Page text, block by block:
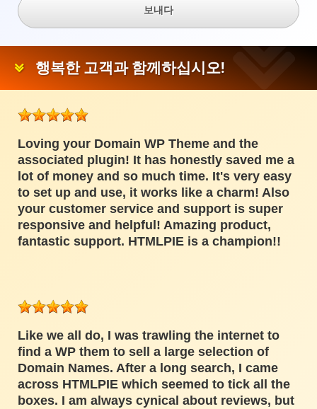
보내다
행복한 고객과 함께하십시오!
Loving your Domain WP Theme and the
associated plugin! It has honestly saved me a
lot of money and so much time. It's very easy
to set up and use, it works like a charm! Also
your customer service and support is super
responsive and helpful! Amazing product,
fantastic support. HTMLPIE is a champion!!
Like we all do, I was trawling the internet to
find a WP them to sell a large selection of
Domain Names. After a long search, I came
across HTMLPIE which seemed to tick all the
boxes. I am always cynical about reviews, but